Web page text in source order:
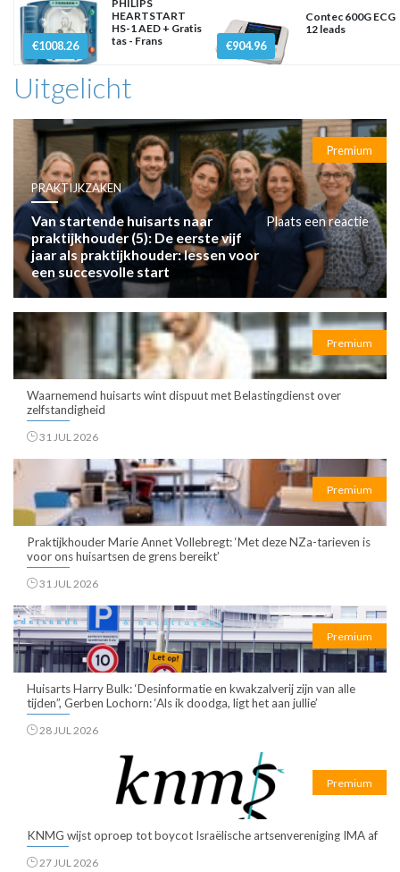
€1008.26
PHILIPS
HEARTSTART
HS-1 AED + Gratis
tas - Frans
€904.96
Contec 600G ECG
12 leads
Uitgelicht
Premium
PRAKTIJKZAKEN
Van startende huisarts naar
praktijkhouder (5): De eerste vijf
jaar als praktijkhouder: lessen voor
een succesvolle start
Plaats een reactie
Premium
Waarnemend huisarts wint dispuut met Belastingdienst over
zelfstandigheid
31 JUL 2026
Premium
Praktijkhouder Marie Annet Vollebregt: ‘Met deze NZa-tarieven is
voor ons huisartsen de grens bereikt’
31 JUL 2026
Premium
Huisarts Harry Bulk: ‘Desinformatie en kwakzalverij zijn van alle
tijden”, Gerben Lochorn: ‘Als ik doodga, ligt het aan jullie’
28 JUL 2026
Premium
KNMG wijst oproep tot boycot Israëlische artsenvereniging IMA af
27 JUL 2026